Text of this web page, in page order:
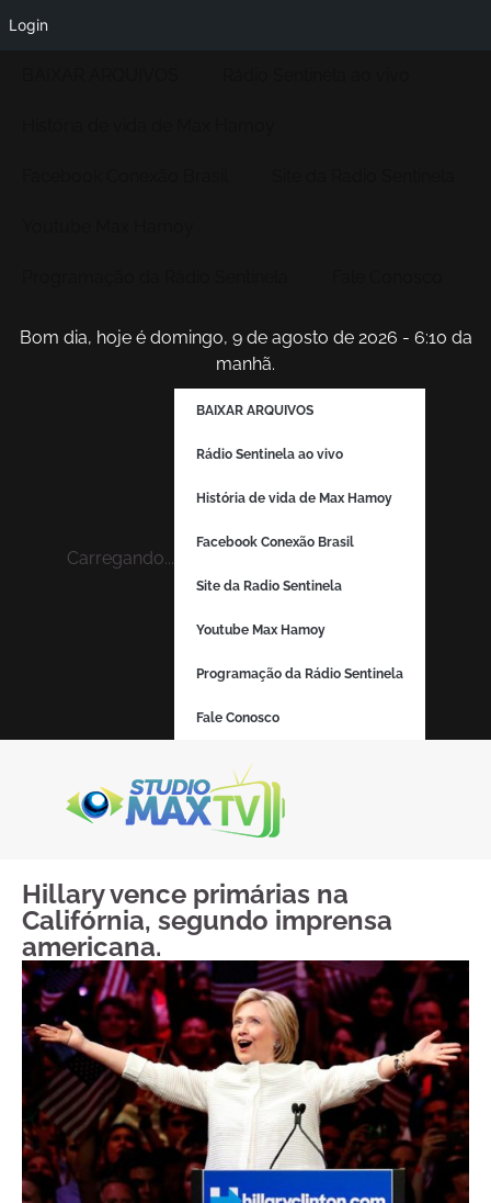
Bom dia, hoje é domingo, 9 de agosto de 2026 - 6:10 da
manhã.
Carregando...
BAIXAR ARQUIVOS
Rádio Sentinela ao vivo
História de vida de Max Hamoy
Facebook Conexão Brasil
Site da Radio Sentinela
Youtube Max Hamoy
Programação da Rádio Sentinela
Fale Conosco
Hillary vence primárias na
Califórnia, segundo imprensa
americana.
Login